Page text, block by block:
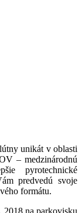
unikát v oblasti
– medzinárodnú
pyrotechnické
predvedú svoje
formátu.
2018 na parkovisku